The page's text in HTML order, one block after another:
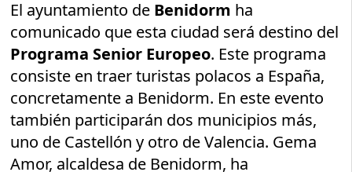
El ayuntamiento de Benidorm ha
comunicado que esta ciudad será destino del
Programa Senior Europeo. Este programa
consiste en traer turistas polacos a España,
concretamente a Benidorm. En este evento
también participarán dos municipios más,
uno de Castellón y otro de Valencia. Gema
Amor, alcaldesa de Benidorm, ha